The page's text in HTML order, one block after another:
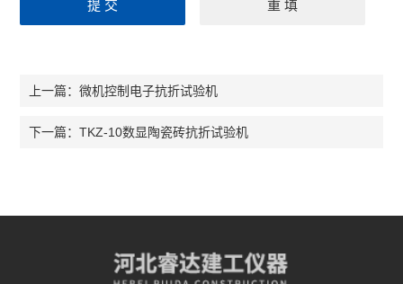
上一篇：微机控制电子抗折试验机
下一篇：TKZ-10数显陶瓷砖抗折试验机